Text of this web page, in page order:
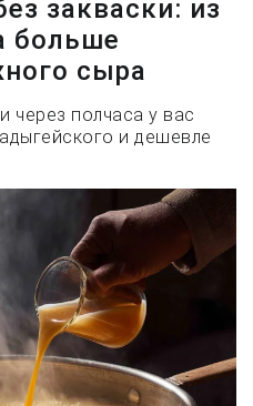
закваски: из
больше
сыра
через полчаса у вас
и дешевле